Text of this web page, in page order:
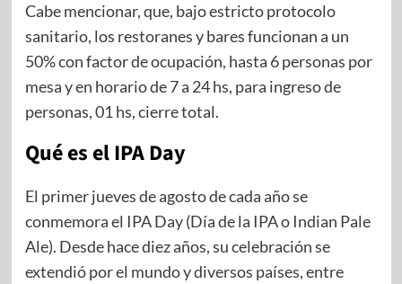
Cabe mencionar, que, bajo estricto protocolo
sanitario, los restoranes y bares funcionan a un
50% con factor de ocupación, hasta 6 personas por
mesa y en horario de 7 a 24 hs, para ingreso de
personas, 01 hs, cierre total.
Qué es el IPA Day
El primer jueves de agosto de cada año se
conmemora el IPA Day (Día de la IPA o Indian Pale
Ale). Desde hace diez años, su celebración se
extendió por el mundo y diversos países, entre